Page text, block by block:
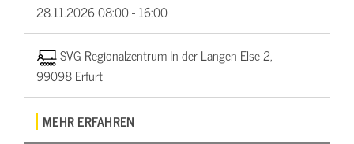
28.11.202608:00 - 16:00
SVG Regionalzentrum In der Langen Else 2,
99098 Erfurt
MEHR ERFAHREN